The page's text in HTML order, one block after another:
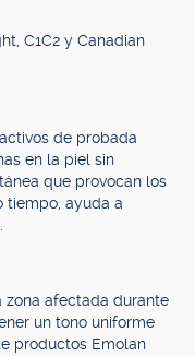
C1C2 y Canadian
de probada
en la piel sin
que provocan los
tiempo, ayuda a
zona afectada durante
un tono uniforme
productos Emolan